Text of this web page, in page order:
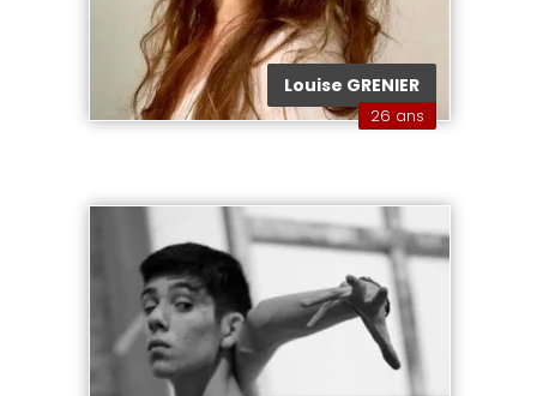
Louise GRENIER
26 ans